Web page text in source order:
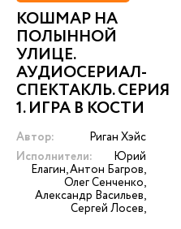
КОШМАР НА
ПОЛЫННОЙ
УЛИЦЕ.
АУДИОСЕРИАЛ-
СПЕКТАКЛЬ. СЕРИЯ
1. ИГРА В КОСТИ
Автор:
Риган Хэйс
Исполнители:
Юрий
Елагин, Антон Багров,
Олег Сенченко,
Александр Васильев,
Сергей Лосев,